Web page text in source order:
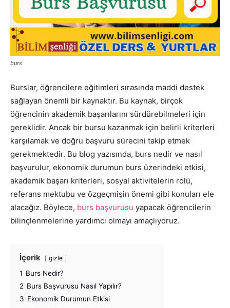
burs
Burslar, öğrencilere eğitimleri sırasında maddi destek
sağlayan önemli bir kaynaktır. Bu kaynak, birçok
öğrencinin akademik başarılarını sürdürebilmeleri için
gereklidir. Ancak bir bursu kazanmak için belirli kriterleri
karşılamak ve doğru başvuru sürecini takip etmek
gerekmektedir. Bu blog yazısında, burs nedir ve nasıl
başvurulur, ekonomik durumun burs üzerindeki etkisi,
akademik başarı kriterleri, sosyal aktivitelerin rolü,
referans mektubu ve özgeçmişin önemi gibi konuları ele
alacağız. Böylece, burs başvurusu yapacak öğrencilerin
bilinçlenmelerine yardımcı olmayı amaçlıyoruz.
İçerik gizle
1 Burs Nedir?
2 Burs Başvurusu Nasıl Yapılır?
3 Ekonomik Durumun Etkisi